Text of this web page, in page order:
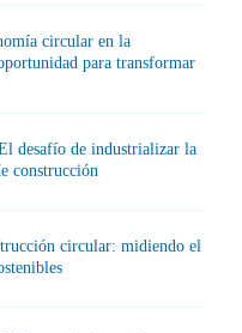
circular en la
para transformar
desafío de industrializar la
construcción
circular: midiendo el